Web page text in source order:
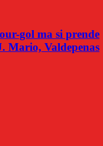
gol ma si prende
Mario, Valdepenas